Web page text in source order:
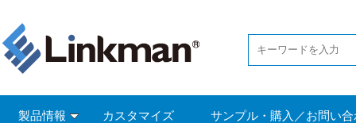
製品情報 カスタマイズ サンプル・購入／お問い